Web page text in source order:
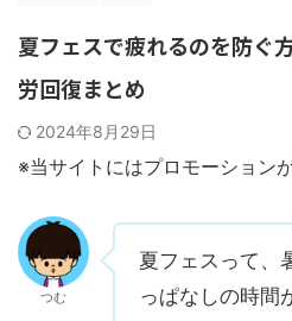
夏フェスで疲れるのを防ぐ
労回復まとめ
2024年8月29日
※当サイトにはプロモーション
つむ
夏フェスって、
っぱなしの時間